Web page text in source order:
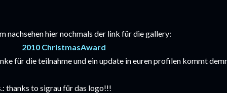
nachsehen hier nochmals der link für die gallery:
2010 ChristmasAward
für die teilnahme und ein update in euren profilen kommt
thanks to sigrau für das logo!!!